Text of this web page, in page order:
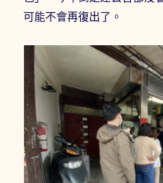
可能不會再復出了。